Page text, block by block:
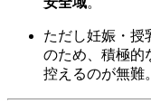
ただし妊娠・授
のため、積極的
控えるのが無難。